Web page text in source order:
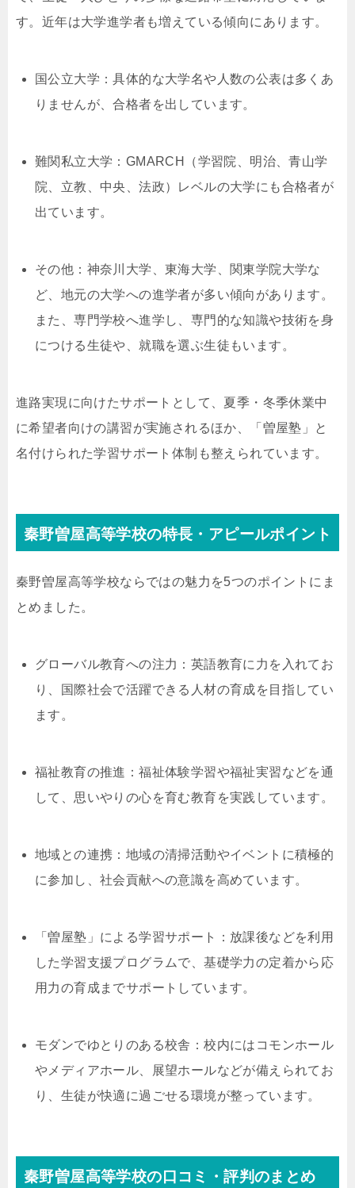
す。近年は大学進学者も増えている傾向にあります。
国公立大学：具体的な大学名や人数の公表は多くあ
りませんが、合格者を出しています。
難関私立大学：GMARCH（学習院、明治、青山学
院、立教、中央、法政）レベルの大学にも合格者が
出ています。
その他：神奈川大学、東海大学、関東学院大学な
ど、地元の大学への進学者が多い傾向があります。
また、専門学校へ進学し、専門的な知識や技術を身
につける生徒や、就職を選ぶ生徒もいます。
進路実現に向けたサポートとして、夏季・冬季休業中
に希望者向けの講習が実施されるほか、「曽屋塾」と
名付けられた学習サポート体制も整えられています。
秦野曽屋高等学校の特長・アピールポイント
秦野曽屋高等学校ならではの魅力を5つのポイントにま
とめました。
グローバル教育への注力：英語教育に力を入れてお
り、国際社会で活躍できる人材の育成を目指してい
ます。
福祉教育の推進：福祉体験学習や福祉実習などを通
して、思いやりの心を育む教育を実践しています。
地域との連携：地域の清掃活動やイベントに積極的
に参加し、社会貢献への意識を高めています。
「曽屋塾」による学習サポート：放課後などを利用
した学習支援プログラムで、基礎学力の定着から応
用力の育成までサポートしています。
モダンでゆとりのある校舎：校内にはコモンホール
やメディアホール、展望ホールなどが備えられてお
り、生徒が快適に過ごせる環境が整っています。
秦野曽屋高等学校の口コミ・評判のまとめ